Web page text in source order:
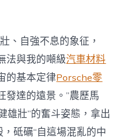
、自強不息的象征，
法與我的噸級汽車材料
的基本定律Porsche零
發達的遠景。”農歷馬
雄壯”的奮斗姿態，拿出
砥礪“自這場混亂的中